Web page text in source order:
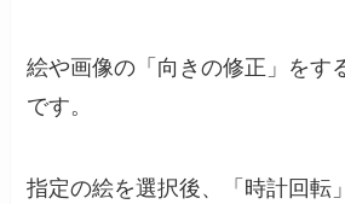
絵や画像の 「向きの修正」を
です。
指定の絵を選択後、「時計回転